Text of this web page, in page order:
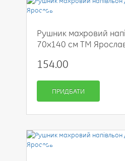
-50%
Рушник махровий
70x140 см ТМ
154.00
ПРИДБАТИ
-50%